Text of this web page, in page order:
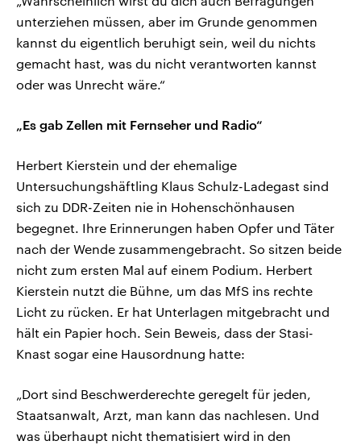
unterziehen müssen, aber im Grunde genommen
kannst du eigentlich beruhigt sein, weil du nichts
gemacht hast, was du nicht verantworten kannst
oder was Unrecht wäre.“
„Es gab Zellen mit Fernseher und Radio“
Herbert Kierstein und der ehemalige
Untersuchungshäftling Klaus Schulz-Ladegast sind
sich zu DDR-Zeiten nie in Hohenschönhausen
begegnet. Ihre Erinnerungen haben Opfer und Täter
nach der Wende zusammengebracht. So sitzen beide
nicht zum ersten Mal auf einem Podium. Herbert
Kierstein nutzt die Bühne, um das MfS ins rechte
Licht zu rücken. Er hat Unterlagen mitgebracht und
hält ein Papier hoch. Sein Beweis, dass der Stasi-
Knast sogar eine Hausordnung hatte:
„Dort sind Beschwerderechte geregelt für jeden,
Staatsanwalt, Arzt, man kann das nachlesen. Und
was überhaupt nicht thematisiert wird in den